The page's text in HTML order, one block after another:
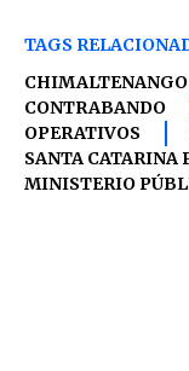
TAGS
CHIMALTENANGO
CONTRABANDO
OPERATIVOS
SANTA CATARINA
MINISTERIO